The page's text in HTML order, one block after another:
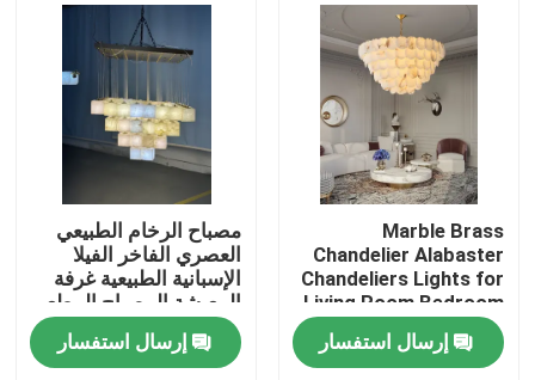
المنتجات
حولنا
Marble Brass
Chandelier Alabaster
Chandeliers Lights for
Living Room Bedroom
Chandelier Luxury
إرسال استفسار
مصباح الرخام الطبيعي
العصري الفاخر الفيلا
الإسبانية الطبيعية غرفة
المعيشة المصباح المطعم
مصباح العنق
إرسال استفسار